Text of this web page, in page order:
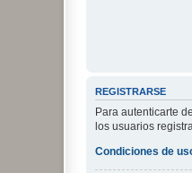
REGISTRARSE
Para autenticarte
los usuarios
Condiciones de